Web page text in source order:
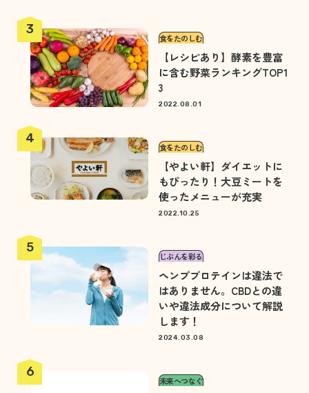
食をたのしむ
【レシピあり】酵素を豊富
に含む野菜ランキングTOP1
3
2022.08.01
食をたのしむ
【やよい軒】ダイエットに
もぴったり！大豆ミートを
使ったメニューが充実
2022.10.25
じぶんを彩る
ヘンププロテインは違法で
はありません。CBDとの違
いや違法成分について解説
します！
2024.03.08
未来へつなぐ